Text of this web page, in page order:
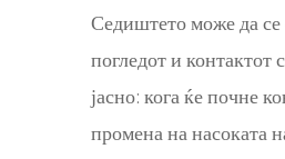
Седиштето може да се
погледот и контактот
јасно: кога ќе почне
промена на насоката